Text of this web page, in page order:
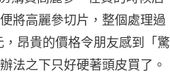
將高麗參切片，整個處理過
昂貴的價格令朋友感到「驚
法之下只好硬著頭皮買了。